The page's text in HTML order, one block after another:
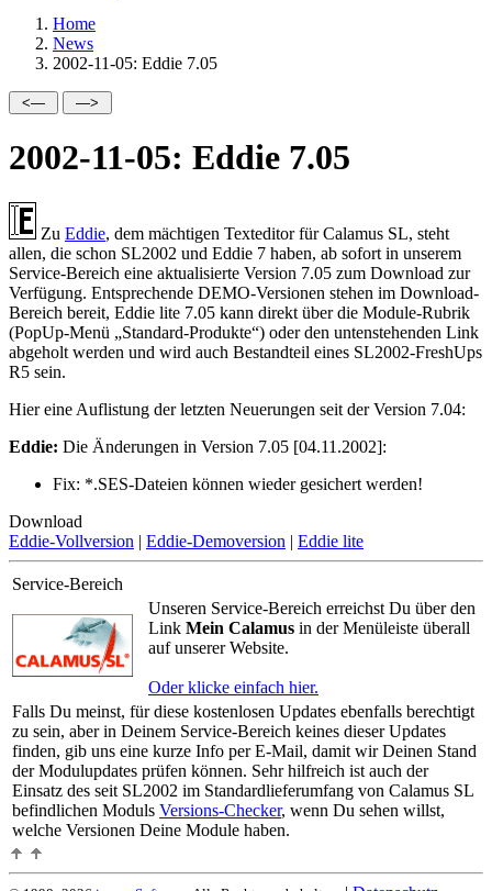
Home
News
2002-11-05: Eddie 7.05
2002-11-05: Eddie 7.05
Zu Eddie, dem mächtigen Texteditor für Calamus SL, steht
allen, die schon SL2002 und Eddie 7 haben, ab sofort in unserem
Service-Bereich eine aktualisierte Version 7.05 zum Download zur
Verfügung. Entsprechende DEMO-Versionen stehen im Download-
Bereich bereit, Eddie lite 7.05 kann direkt über die Module-Rubrik
(PopUp-Menü
Standard-Produkte ) oder den untenstehenden Link
abgeholt werden und wird auch Bestandteil eines SL2002-FreshUps
R5 sein.
Hier eine Auflistung der letzten Neuerungen seit der Version 7.04:
Eddie: Die Änderungen in Version 7.05 [04.11.2002]:
Fix: *.SES-Dateien können wieder gesichert werden!
Download
Eddie-Vollversion | Eddie-Demoversion | Eddie lite
Service-Bereich
Unseren Service-Bereich erreichst Du über den
Link Mein Calamus in der Menüleiste überall
auf unserer Website.
Oder klicke einfach hier.
Falls Du meinst, für diese kostenlosen Updates ebenfalls berechtigt
zu sein, aber in Deinem Service-Bereich keines dieser Updates
finden, gib uns eine kurze Info per E-Mail, damit wir Deinen Stand
der Modulupdates prüfen können. Sehr hilfreich ist auch der
Einsatz des seit SL2002 im Standardlieferumfang von Calamus SL
befindlichen Moduls Versions-Checker, wenn Du sehen willst,
welche Versionen Deine Module haben.